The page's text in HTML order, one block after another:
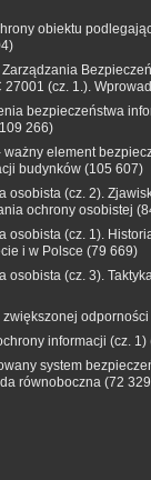
obiektu
Zarządzania
27001 (cz. 1.).
bezpieczeństwa
266)
ważny element
budynków (105 607)
osobista (cz. 2).
ochrony osobistej
osobista (cz. 1).
i w Polsce (79 669)
osobista (cz. 3).
zwiększonej odporności
informacji (cz. 1)
system
równoboczna (72